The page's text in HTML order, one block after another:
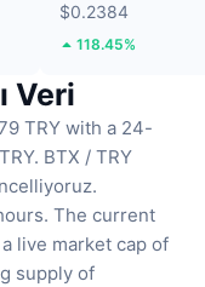
$0.2384
118.45%
Veri
TRY with a 24-
BTX / TRY
The current
live market cap of
supply of